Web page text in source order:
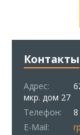
Контакты
Адрес:
мкр. дом 27
Телефон:
8
E-Mail: